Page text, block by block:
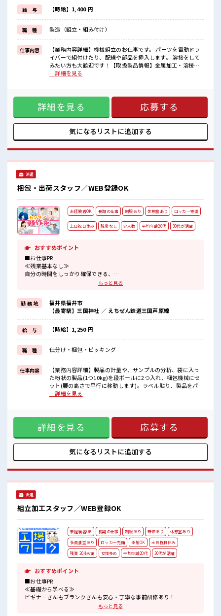
制服があるので、
毎日の服装の悩み解消♪
≪未経験の方も大カンゲイ≫
新しいことにチャレンジするのは不安だけど、
しっかり働く環境が整っています！
イチからスキルUP・ステップUP目指していきましょう！
■職場の雰囲気
髪型にこだわりのあるアナタは必見！
時間があれば昼寝もしちゃおう！
持ち物が多いあなたにもぴったり☆
ロッカー付き職場♪
給 与 【時給】1,400 円
職 種 製造（組立・組み付け）
仕事内容
【業務内容詳細】機械組立のお仕事です。 パーツを電動ドラ
イバーで組付けたり、配線や部品を挿入します。 溶接をして
みたい方も大歓迎です！【取扱製品情報】金属加工・溶接・
組立 ■お仕事PR ≪残業で収入アップ≫ 高収入を希望される方
由で自分らしく働く≫ 明るすぎたり奇抜でなければ基本的に
自由！ (規定有)≪ラクラク制服アリ≫ 制服があるので、 毎日
の服装の悩み解消♪ ≪未経験の方も大カンゲイ≫ 新しいこと
にチャレンジするのは不安だけど、 しっかり働く環境が整っ
ています！ イチからスキルUP・ステップUP目指していきま
しょう！ ■職場の雰囲気 髪型にこだわりのあるアナタは必
昼寝もしちゃおう！ 持ち物が多いあなたにもぴったり☆ ロッ
カー付き職場♪
…詳細を見る
詳細を見る 応募する
気になるリストに追加する
派遣
梱包・出荷スタッフ／WEB登録OK
未経験者OK 長期の仕事 制服あり 休憩室あり ロッカー完備
土日祝日休み 残業なし 少人数 平均年齢20代 30代が活躍
おすすめポイント
■お仕事PR
≪残業基本なし≫
自分の時間をしっかり確保できる、
≪週休2日制≫
週末は家族や友人と一緒にプライベート満喫！
≪ラクラク制服アリ≫
制服があるので、
毎日の服装の悩み解消♪
≪未経験でも活躍できる≫
新しいことにチャレンジするのは不安だけど、
しっかり働く環境が整っています！
イチからスキルUP・ステップUP目指していきましょう！
≪自分に合った期間で働ける≫
福利厚生が整った派遣のお仕事です！
■職場の雰囲気
しっかり休める休憩室あり！
オンオフの切替もできちゃう！
もっと見る
勤 務 地
福井県福井市
【最寄駅】三国神社 ／ えちぜん鉄道三国芦原線
給 与 【時給】1,250 円
職 種 仕分け・梱包・ピッキング
仕事内容
【業務内容詳細】製品の計量や、サンプルの分析、袋に入っ
た粉状の製品(1つ10kg)を段ボールに2つ入れ、梱包機械にセ
ット(腰の高さで平行に移動します)。ラベル貼り、製品をパレ
ットに積んでハンドリフトで移動作業などがあります。 パソ
【取扱製品情報】ジルコニウム化合物等の希土類化合物の製
造 ■お仕事PR ≪残業基本なし≫ 自分の時間をしっかり確保で
きる、 残業基本ナシのお仕事♪ オンとオフをきっちり切り替
えたい方にオススメ！ ≪週休2日制≫ 週末は家族や友人と一
緒にプライベート満喫！ ≪ラクラク制服アリ≫ 制服があるの
で、 毎日の服装の悩み解消♪ ≪未経験でも活躍できる≫ 新し
が整っています！ イチからスキルUP・ステップUP目指して
いきましょう！ ≪自分に合った期間で働ける≫ 福利厚生が整
っかり休める休憩室あり！ オンオフの切替もできちゃう！
…詳細を見る
詳細を見る 応募する
気になるリストに追加する
派遣
組立加工スタッフ／WEB登録OK
未経験者OK 長期の仕事 制服あり 研修あり
休憩室あり
社員食堂あり
ロッカー完備 染髪OK
土日祝日休み
残業 20H未満
女性多め 平均年齢20代 30代が活躍
おすすめポイント
■お仕事PR
≪基礎から学べる≫
ビギナーさんもブランクさんも安心・丁寧な事前研修あり！
もっと見る